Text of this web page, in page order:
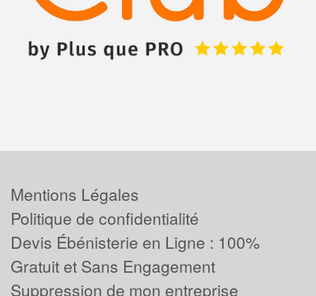
Mentions Légales
Politique de confidentialité
Devis Ébénisterie en Ligne : 100%
Gratuit et Sans Engagement
Suppression de mon entreprise